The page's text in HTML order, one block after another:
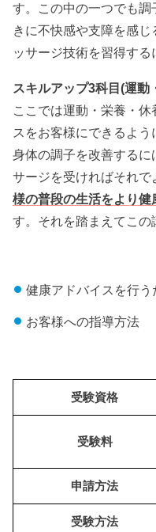
す。この中の一つでも調
きに不快感や支障を感
ッサージ技術を習得する
スキルアップ3科目(運動
ここでは運動・栄養・
スをお客様にできるよう
身体の調子を改善する
サージを受ければそれで
様の普段の生活をより
す。それを踏まえてこの
健康アドバイスを行
お客様への指導方法
受験資格
受験料
申請方法
受験方法